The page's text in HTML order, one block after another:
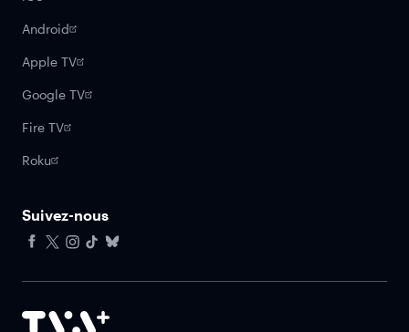
Android
Apple TV
Google TV
Fire TV
Roku
Suivez-nous